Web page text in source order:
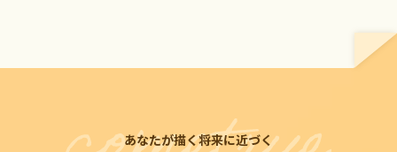
あなたが描く将来に近づく